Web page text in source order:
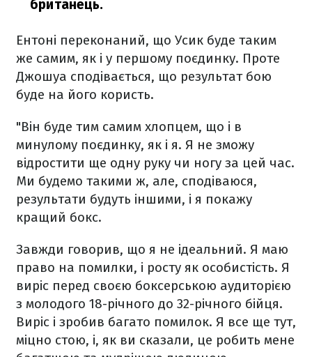
британець.
Ентоні переконаний, що Усик буде таким
же самим, як і у першому поєдинку. Проте
Джошуа сподівається, що результат бою
буде на його користь.
"Він буде тим самим хлопцем, що і в
минулому поєдинку, як і я. Я не зможу
відростити ще одну руку чи ногу за цей час.
Ми будемо такими ж, але, сподіваюся,
результати будуть іншими, і я покажу
кращий бокс.
Завжди говорив, що я не ідеальний. Я маю
право на помилки, і росту як особистість. Я
виріс перед своєю боксерською аудиторією
з молодого 18-річного до 32-річного бійця.
Виріс і зробив багато помилок. Я все ще тут,
міцно стою, і, як ви сказали, це робить мене